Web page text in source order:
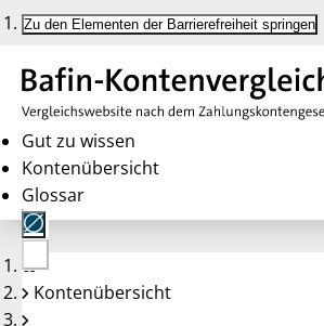
Zu den Elementen der Barrierefreiheit springen
Gut zu wissen
Kontenübersicht
Glossar
Keine
Konten
Kontenübersicht